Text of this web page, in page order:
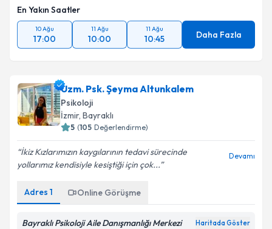
En Yakın Saatler
10 Ağu
17:00
11 Ağu
10:00
11 Ağu
10:45 Daha Fazla
Uzm. Psk. Şeyma Altunkalem
Psikoloji
İzmir, Bayraklı
5 (105 Değerlendirme)
İkiz Kızlarımızın kaygılarının tedavi sürecinde
yollarımız kendisiyle kesiştiği için çok...
Devamı
Adres 1 Online Görüşme
Bayraklı Psikoloji Aile Danışmanlığı Merkezi Haritada Göster